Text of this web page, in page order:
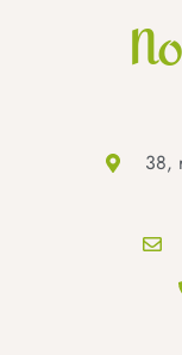
38,